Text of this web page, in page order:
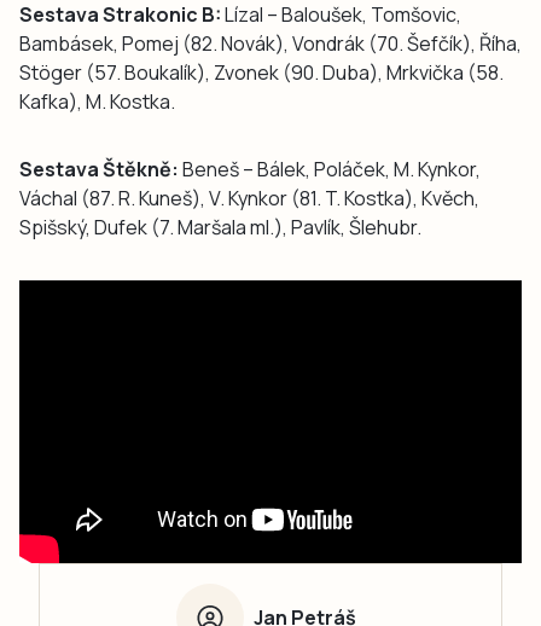
Sestava Strakonic B:Lízal – Baloušek, Tomšovic,
Bambásek, Pomej (82. Novák), Vondrák (70. Šefčík), Říha,
Stöger (57. Boukalík), Zvonek (90. Duba), Mrkvička (58.
Kafka), M. Kostka.
Sestava Štěkně: Beneš – Bálek, Poláček, M. Kynkor,
Váchal (87. R. Kuneš), V. Kynkor (81. T. Kostka), Kvěch,
Spišský, Dufek (7. Maršala ml.), Pavlík, Šlehubr.
Jan Petráš